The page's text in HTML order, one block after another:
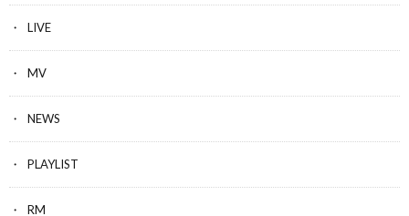
LIVE
MV
NEWS
PLAYLIST
RM